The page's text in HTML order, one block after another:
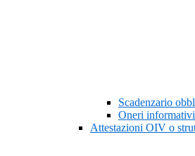
Scadenzario
Oneri
Attestazioni OIV o